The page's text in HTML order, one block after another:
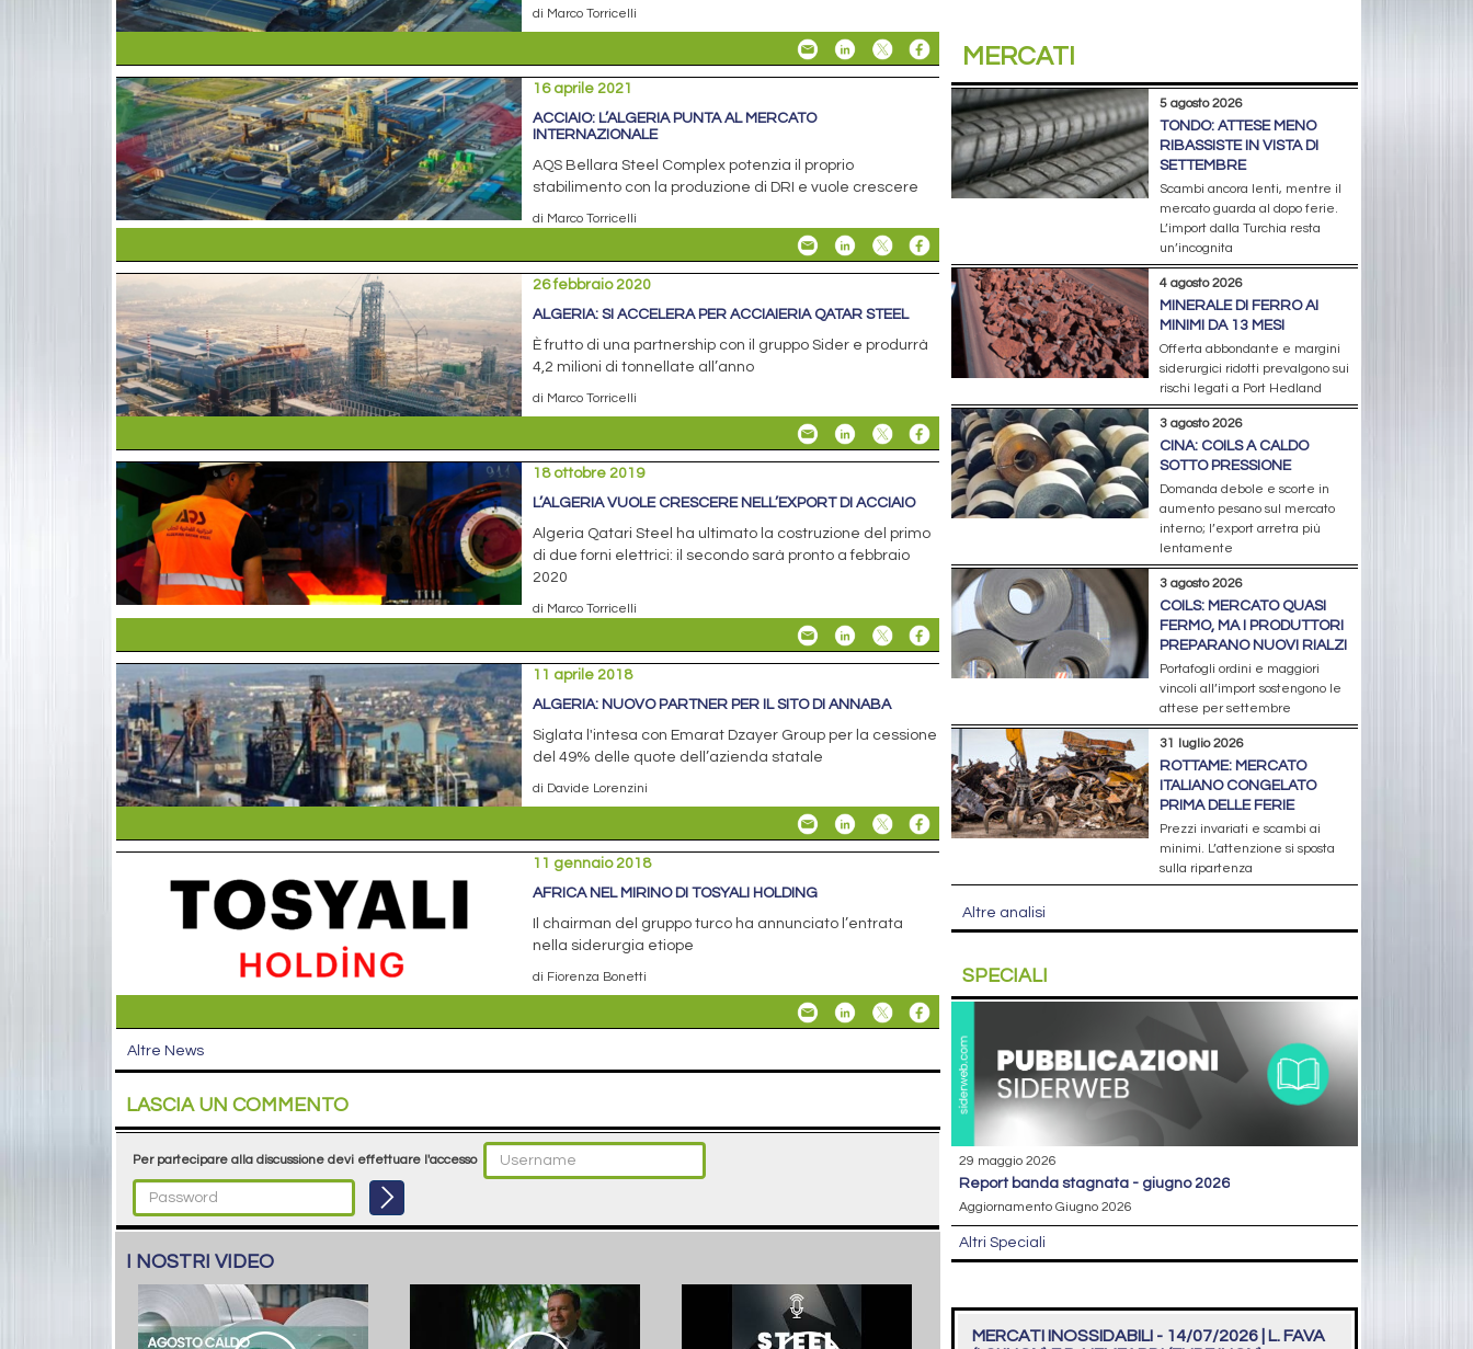
di Marco Torricelli
16 aprile 2021
ACCIAIO: L’ALGERIA PUNTA AL MERCATO
INTERNAZIONALE
AQS Bellara Steel Complex potenzia il proprio
stabilimento con la produzione di DRI e vuole crescere
di Marco Torricelli
26 febbraio 2020
ALGERIA: SI ACCELERA PER ACCIAIERIA QATAR STEEL
È frutto di una partnership con il gruppo Sider e produrrà
4,2 milioni di tonnellate all’anno
di Marco Torricelli
18 ottobre 2019
L’ALGERIA VUOLE CRESCERE NELL’EXPORT DI ACCIAIO
Algeria Qatari Steel ha ultimato la costruzione del primo
di due forni elettrici: il secondo sarà pronto a febbraio
2020
di Marco Torricelli
11 aprile 2018
ALGERIA: NUOVO PARTNER PER IL SITO DI ANNABA
Siglata l'intesa con Emarat Dzayer Group per la cessione
del 49% delle quote dell’azienda statale
di Davide Lorenzini
11 gennaio 2018
AFRICA NEL MIRINO DI TOSYALI HOLDING
Il chairman del gruppo turco ha annunciato l’entrata
nella siderurgia etiope
di Fiorenza Bonetti
Altre News
LASCIA UN COMMENTO
Per partecipare alla discussione devi effettuare l'accesso
I NOSTRI VIDEO
MERCATI
5 agosto 2026
TONDO: ATTESE MENO
RIBASSISTE IN VISTA DI
SETTEMBRE
Scambi ancora lenti, mentre il
mercato guarda al dopo ferie.
L’import dalla Turchia resta
un’incognita
4 agosto 2026
MINERALE DI FERRO AI
MINIMI DA 13 MESI
Offerta abbondante e margini
siderurgici ridotti prevalgono sui
rischi legati a Port Hedland
3 agosto 2026
CINA: COILS A CALDO
SOTTO PRESSIONE
Domanda debole e scorte in
aumento pesano sul mercato
interno; l’export arretra più
lentamente
3 agosto 2026
COILS: MERCATO QUASI
FERMO, MA I PRODUTTORI
PREPARANO NUOVI RIALZI
Portafogli ordini e maggiori
vincoli all’import sostengono le
attese per settembre
31 luglio 2026
ROTTAME: MERCATO
ITALIANO CONGELATO
PRIMA DELLE FERIE
Prezzi invariati e scambi ai
minimi. L’attenzione si sposta
sulla ripartenza
Altre analisi
SPECIALI
29 maggio 2026
report banda stagnata - giugno 2026
Aggiornamento Giugno 2026
Altri Speciali
MERCATI INOSSIDABILI - 14/07/2026 | L. FAVA